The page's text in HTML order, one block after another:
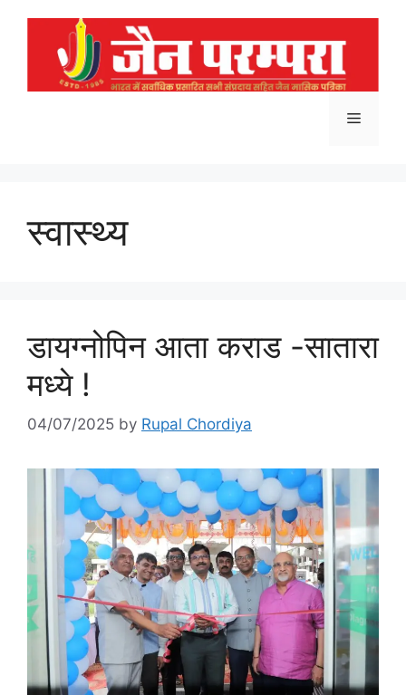
Menu
स्वास्थ्य
डायग्नोपिन आता कराड -सातारा
मध्ये !
04/07/2025 by Rupal Chordiya